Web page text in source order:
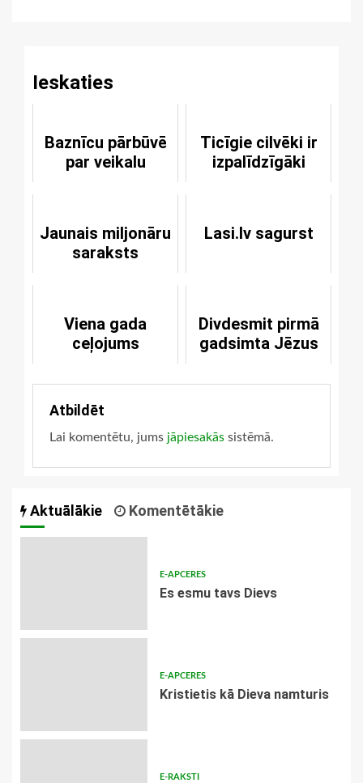
Ieskaties
Baznīcu pārbūvē
par veikalu
Ticīgie cilvēki ir
izpalīdzīgāki
Jaunais miljonāru
saraksts
Lasi.lv sagurst
Viena gada
ceļojums
Divdesmit pirmā
gadsimta Jēzus
Atbildēt
Lai komentētu, jums jāpiesakās sistēmā.
Aktuālākie Komentētākie
E-APCERES
Es esmu tavs Dievs
E-APCERES
Kristietis kā Dieva namturis
E-RAKSTI